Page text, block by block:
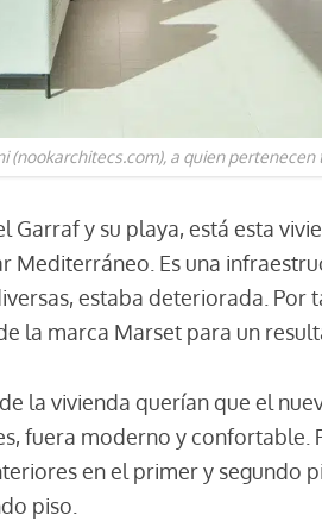
(nookarchitecs.com), a quien
Garraf y su playa, está esta
Mediterráneo. Es una
estaba deteriorada. Por
la marca Marset para un
la vivienda querían que el
fuera moderno y confortable.
en el primer y segundo
piso.